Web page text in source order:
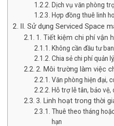
Dịch vụ văn phòng
Hợp đồng thuê linh
II. Sử dụng Serviced Space
1. Tiết kiệm chi phí vận
Không cần đầu tư
Chia sẻ chi phí quản
2. Môi trường làm việc
Văn phòng hiện đại,
Hỗ trợ lễ tân, bảo vệ,
3. Linh hoạt trong thời
Thuê theo tháng
hạn